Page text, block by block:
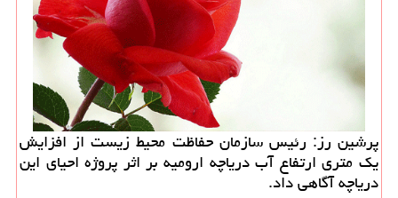
پرشین رز: رئیس سازمان حفاظت محیط زیست از افزایش
یك متری ارتفاع آب دریاچه ارومیه بر اثر پروژه احیای این
دریاچه آگاهی داد.